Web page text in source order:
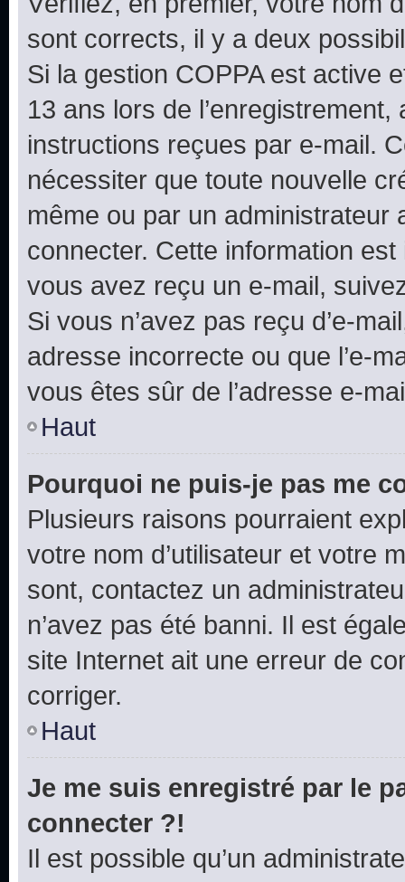
sont corrects, il y a deux
Si la gestion COPPA est active
13 ans lors de
instructions reçues par e-mail.
nécessiter que toute nouvelle
même ou par un
connecter. Cette information
vous avez reçu un e-mail,
Si vous n’avez pas reçu d’e-
adresse incorrecte ou que l’e-
vous êtes sûr de l’adresse e-
Haut
Pourquoi ne puis-je pas me
Plusieurs raisons pourraient
votre nom d’utilisateur et votre
sont, contactez un
n’avez pas été banni. Il est
site Internet ait une erreur de
corriger.
Haut
Je me suis enregistré par le
connecter ?!
Il est possible qu’un